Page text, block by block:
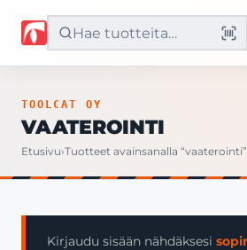
Etusivu
Yritys
TOOLCAT OY
VAATEROINTI
Etusivu›Tuotteet avainsanalla “vaaterointi”
Kirjaudu sisään nähdäksesi